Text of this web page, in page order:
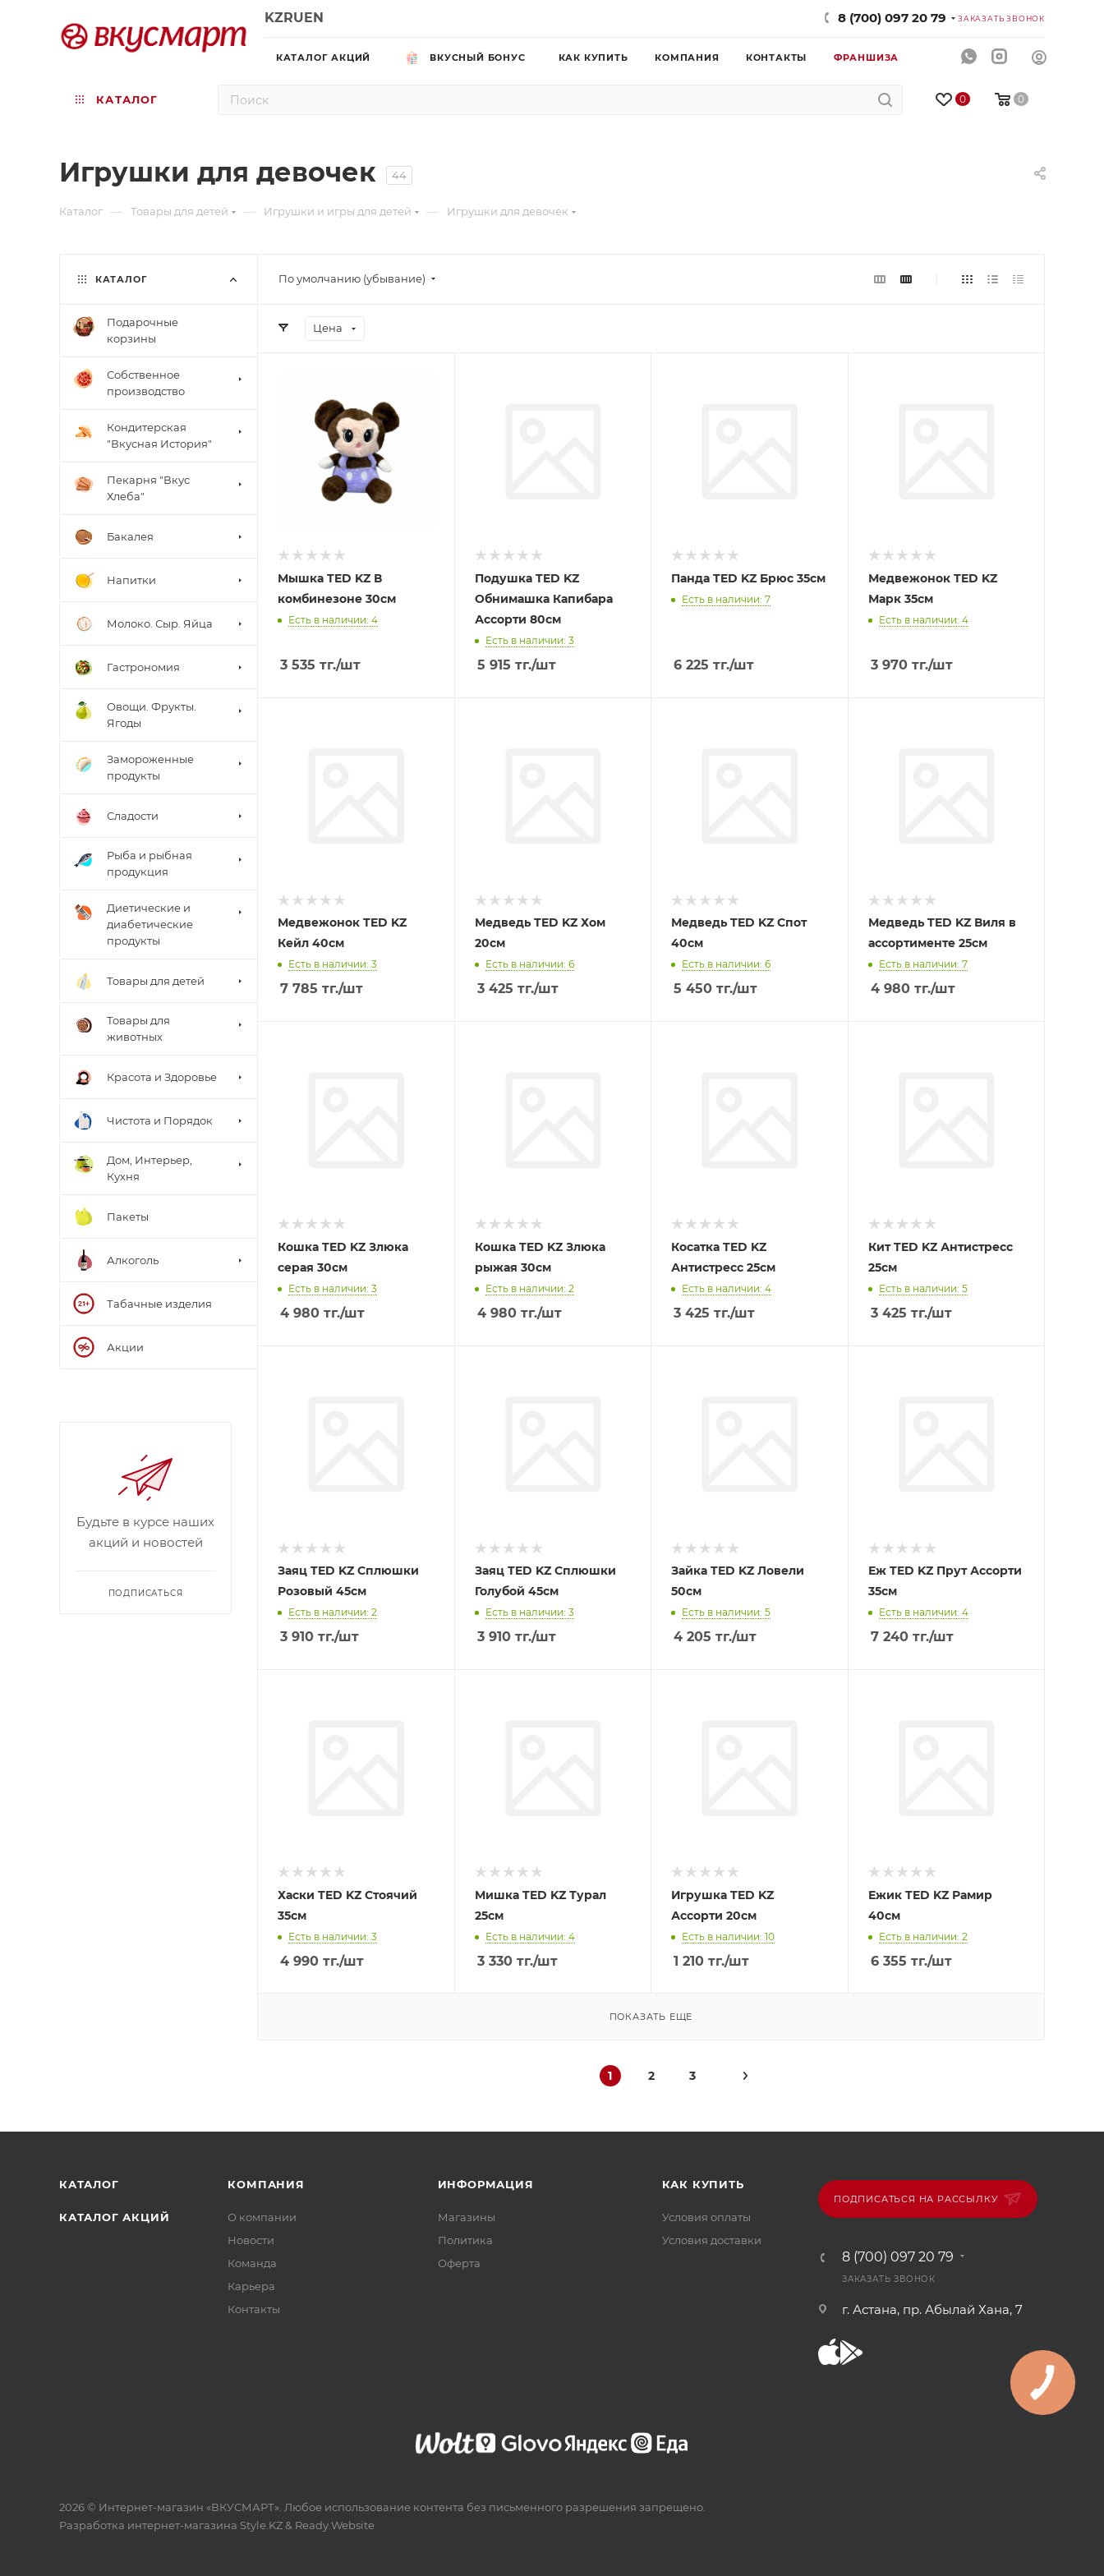
KZRUEN 8 (700) 097 20 79 ЗАКАЗАТЬ ЗВОНОК
КАТАЛОГ АКЦИЙ ВКУСНЫЙ БОНУС КАК КУПИТЬ КОМПАНИЯ КОНТАКТЫ ФРАНШИЗА
0 0
КАТАЛОГ
Игрушки для девочек 44
Каталог — Товары для детей — Игрушки и игры для детей — Игрушки для девочек
По умолчанию (убывание)
Цена
Мышка TED KZ В
комбинезоне 30см
Есть в наличии: 4
3 535 тг./шт
Подушка TED KZ
Обнимашка Капибара
Ассорти 80см
Есть в наличии: 3
5 915 тг./шт
Панда TED KZ Брюс 35см
Есть в наличии: 7
6 225 тг./шт
Медвежонок TED KZ
Марк 35см
Есть в наличии: 4
3 970тг./шт
Медвежонок TED KZ
Кейл 40см
Есть в наличии: 3
7 785 тг./шт
Медведь TED KZ Хом
20см
Есть в наличии: 6
3 425 тг./шт
Медведь TED KZ Спот
40см
Есть в наличии: 6
5 450 тг./шт
Медведь TED KZ Виля в
ассортименте 25см
Есть в наличии: 7
4 980тг./шт
Кошка TED KZ Злюка
серая 30см
Есть в наличии: 3
4 980 тг./шт
Кошка TED KZ Злюка
рыжая 30см
Есть в наличии: 2
4 980тг./шт
Косатка TED KZ
Антистресс 25см
Есть в наличии: 4
3 425 тг./шт
Кит TED KZ Антистресс
25см
Есть в наличии: 5
3 425 тг./шт
Заяц TED KZ Сплюшки
Розовый 45см
Есть в наличии: 2
3 910 тг./шт
Заяц TED KZ Сплюшки
Голубой 45см
Есть в наличии: 3
3 910тг./шт
Зайка TED KZ Ловели
50см
Есть в наличии: 5
4 205 тг./шт
Еж TED KZ Прут Ассорти
35см
Есть в наличии: 4
7 240тг./шт
Хаски TED KZ Стоячий
35см
Есть в наличии: 3
4 990 тг./шт
Мишка TED KZ Турал
25см
Есть в наличии: 4
3 330тг./шт
Игрушка TED KZ
Ассорти 20см
Есть в наличии: 10
1 210 тг./шт
Ежик TED KZ Рамир
40см
Есть в наличии: 2
6 355 тг./шт
ПОКАЗАТЬ ЕЩЕ
1 2 3
КАТАЛОГ
Подарочные
корзины
Собственное
производство
Кондитерская
"Вкусная История"
Пекарня "Вкус
Хлеба"
Бакалея
Напитки
Молоко. Сыр. Яйца
Гастрономия
Овощи. Фрукты.
Ягоды
Замороженные
продукты
Сладости
Рыба и рыбная
продукция
Диетические и
диабетические
продукты
Товары для детей
Товары для
животных
Красота и Здоровье
Чистота и Порядок
Дом, Интерьер,
Кухня
Пакеты
Алкоголь
Табачные изделия
Акции
Будьте в курсе наших
акций и новостей
ПОДПИСАТЬСЯ
КАТАЛОГ
КАТАЛОГ АКЦИЙ
КОМПАНИЯ
О компании
Новости
Команда
Карьера
Контакты
ИНФОРМАЦИЯ
Магазины
Политика
Офертa
КАК КУПИТЬ
Условия оплаты
Условия доставки
ПОДПИСАТЬСЯ НА РАССЫЛКУ
8 (700) 097 20 79
ЗАКАЗАТЬ ЗВОНОК
г. Астана, пр. Абылай Хана, 7
2026 © Интернет-магазин «ВКУСМАРТ». Любое использование контента без письменного разрешения запрещено.
Разработка интернет-магазина Style.KZ& Ready.Website